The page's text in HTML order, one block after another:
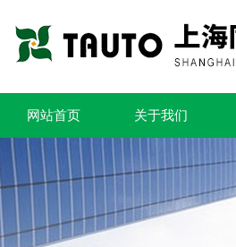
网站首页 关于我们